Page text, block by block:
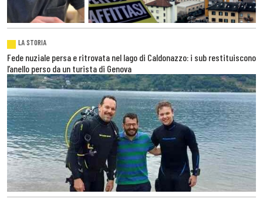
LA STORIA
Fede nuziale persa e ritrovata nel lago di Caldonazzo: i sub restituiscono
l’anello perso da un turista di Genova